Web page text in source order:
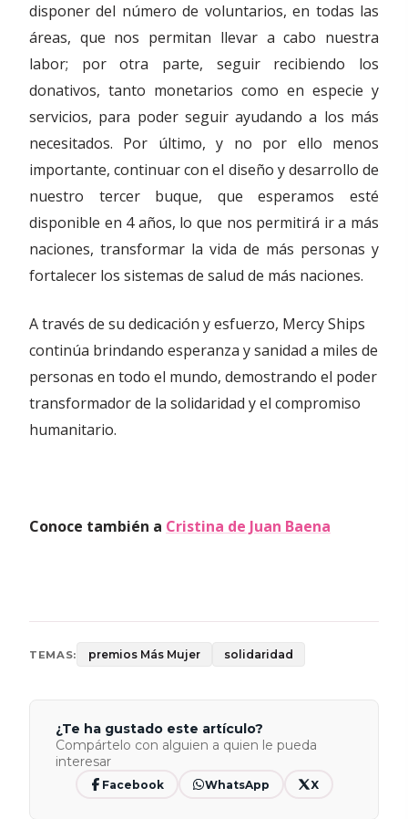
disponer del número de voluntarios, en todas las
áreas, que nos permitan llevar a cabo nuestra
labor; por otra parte, seguir recibiendo los
donativos, tanto monetarios como en especie y
servicios, para poder seguir ayudando a los más
necesitados. Por último, y no por ello menos
importante, continuar con el diseño y desarrollo de
nuestro tercer buque, que esperamos esté
disponible en 4 años, lo que nos permitirá ir a más
naciones, transformar la vida de más personas y
fortalecer los sistemas de salud de más naciones.
A través de su dedicación y esfuerzo, Mercy Ships
continúa brindando esperanza y sanidad a miles de
personas en todo el mundo, demostrando el poder
transformador de la solidaridad y el compromiso
humanitario.
Conoce también a Cristina de Juan Baena
TEMAS: premios Más Mujer solidaridad
¿Te ha gustado este artículo?
Compártelo con alguien a quien le pueda
interesar
Facebook WhatsApp X